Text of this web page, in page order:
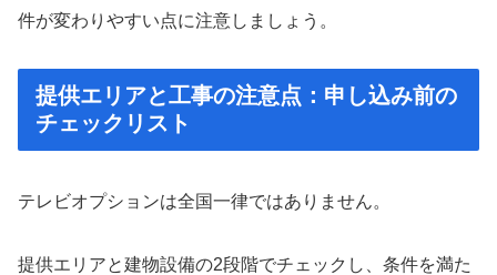
件が変わりやすい点に注意しましょう。
提供エリアと工事の注意点：申し込み前の
チェックリスト
テレビオプションは全国一律ではありません。
提供エリアと建物設備の2段階でチェックし、条件を満た